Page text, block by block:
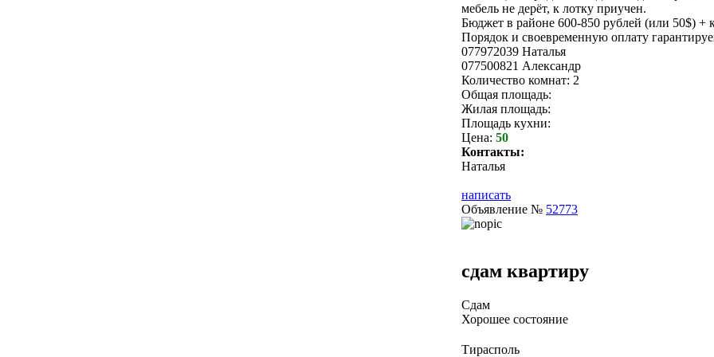
мебель не дерёт, к лотку приучен.
Бюджет в районе 600-850 рублей (или 50$) +
Порядок и своевременную оплату
077972039 Наталья
077500821 Александр
Количество комнат: 2
Общая площадь:
Жилая площадь:
Площадь кухни:
Цена: 50
Контакты:
Наталья
написать
Объявление № 52773
сдам квартиру
Сдам
Хорошее состояние
Тирасполь